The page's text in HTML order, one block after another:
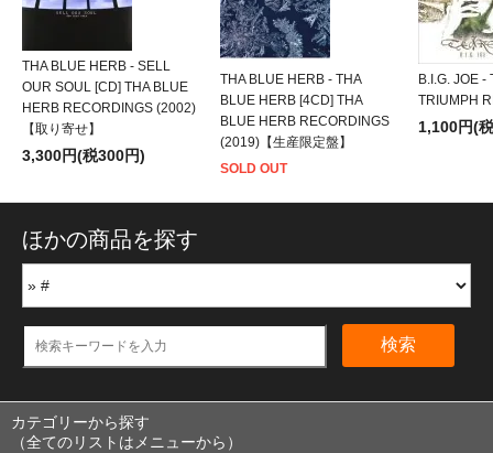
THA BLUE HERB - SELL
OUR SOUL [CD] THA BLUE
HERB RECORDINGS (2002)
【取り寄せ】
3,300円(税300円)
THA BLUE HERB - THA
BLUE HERB [4CD] THA
BLUE HERB RECORDINGS
(2019)【生産限定盤】
SOLD OUT
B.I.G. JOE -
TRIUMPH
1,100円(
ほかの商品を探す
検索
カテゴリーから探す
（全てのリストはメニューから）